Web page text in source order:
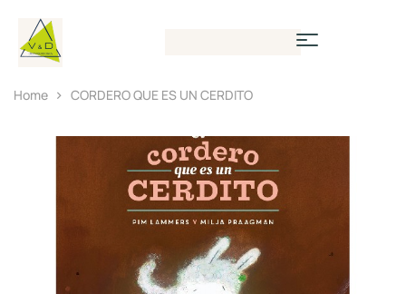
Home CORDERO QUE ES UN CERDITO